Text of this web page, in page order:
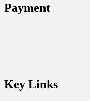
Payment
Key Links